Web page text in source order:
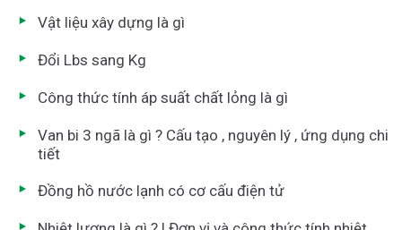
Vật liệu xây dựng là gì
Đổi Lbs sang Kg
Công thức tính áp suất chất lỏng là gì
Van bi 3 ngã là gì ? Cấu tạo , nguyên lý , ứng dụng chi
tiết
Đồng hồ nước lạnh có cơ cấu điện tử